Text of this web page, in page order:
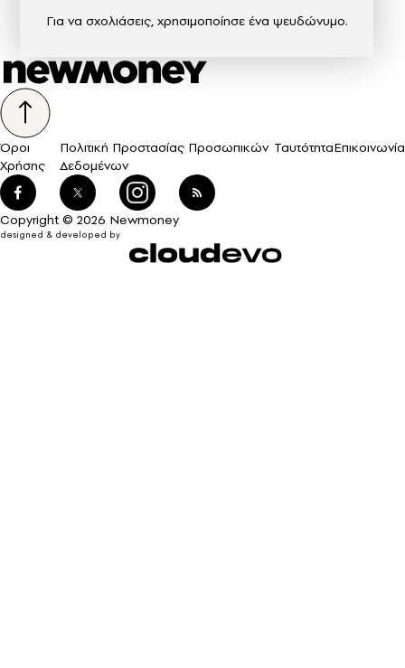
Για να σχολιάσεις, χρησιμοποίησε ένα ψευδώνυμο.
Όροι
Χρήσης
Πολιτική Προστασίας Προσωπικών
Δεδομένων
ΤαυτότηταΕπικοινωνία
Copyright © 2026 Newmoney
designed & developed by